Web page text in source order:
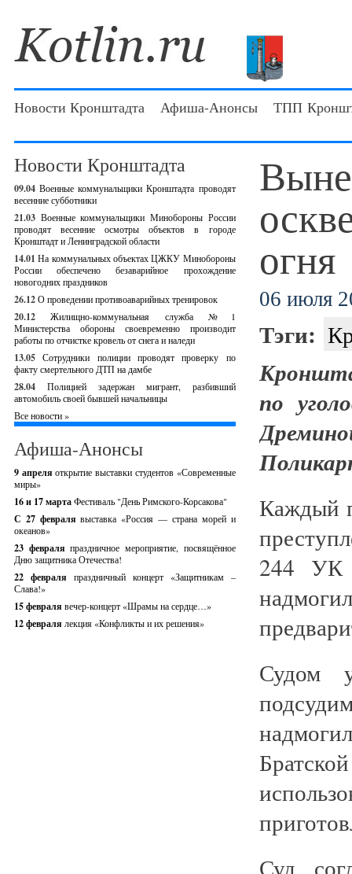
Новости Кронштадта Афиша-Анонсы ТПП
Новости Кронштадта
09.04 Военные коммунальщики Кронштадта проводят
весенние субботники
21.03 Военные коммунальщики Минобороны России
проводят весенние осмотры объектов в городе
Кронштадт и Ленинградской области
14.01 На коммунальных объектах ЦЖКУ Минобороны
России обеспечено безаварийное прохождение
новогодних праздников
26.12О проведении противоаварийных тренировок
20.12
Жилищно-коммунальная служба №1
Министерства обороны своевременно производит
работы по отчистке кровель от снега и наледи
13.05 Сотрудники полиции проводят проверку по
факту смертельного ДТП на дамбе
28.04
Полицией задержан мигрант, разбивший
автомобиль своей бывшей начальницы
Все новости »
Афиша-Анонсы
9 апреляоткрытие выставки студентов «Современные
миры»
16 и 17 мартаФестиваль "День Римского-Корсакова"
С 27 февралявыставка «Россия — страна морей и
океанов»
23 февраляпраздничное мероприятие, посвящённое
Дню защитника Отечества!
22 февраля праздничный концерт «Защитникам –
Слава!»
15 февраля вечер-концерт «Шрамы на сердце…»
12 февраля лекция «Конфликты и их решения»
огня
06 июля
Тэги:
по
Каждый
244 УК
Судом
Суд